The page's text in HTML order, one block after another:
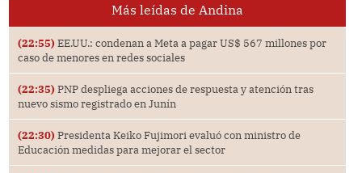
Más leídas de Andina
(22:55) EE.UU.: condenan a Meta a pagar US$ 567 millones por
caso de menores en redes sociales
(22:35) PNP despliega acciones de respuesta y atención tras
nuevo sismo registrado en Junín
(22:30) Presidenta Keiko Fujimori evaluó con ministro de
Educación medidas para mejorar el sector